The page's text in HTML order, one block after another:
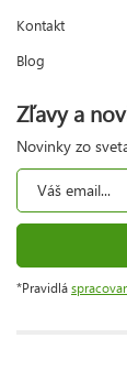
Kontakt
Blog
Zľavy a
Novinky zo
*Pravidlá